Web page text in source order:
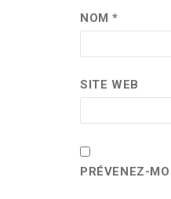
NOM*
SITE WEB
PRÉVENEZ-